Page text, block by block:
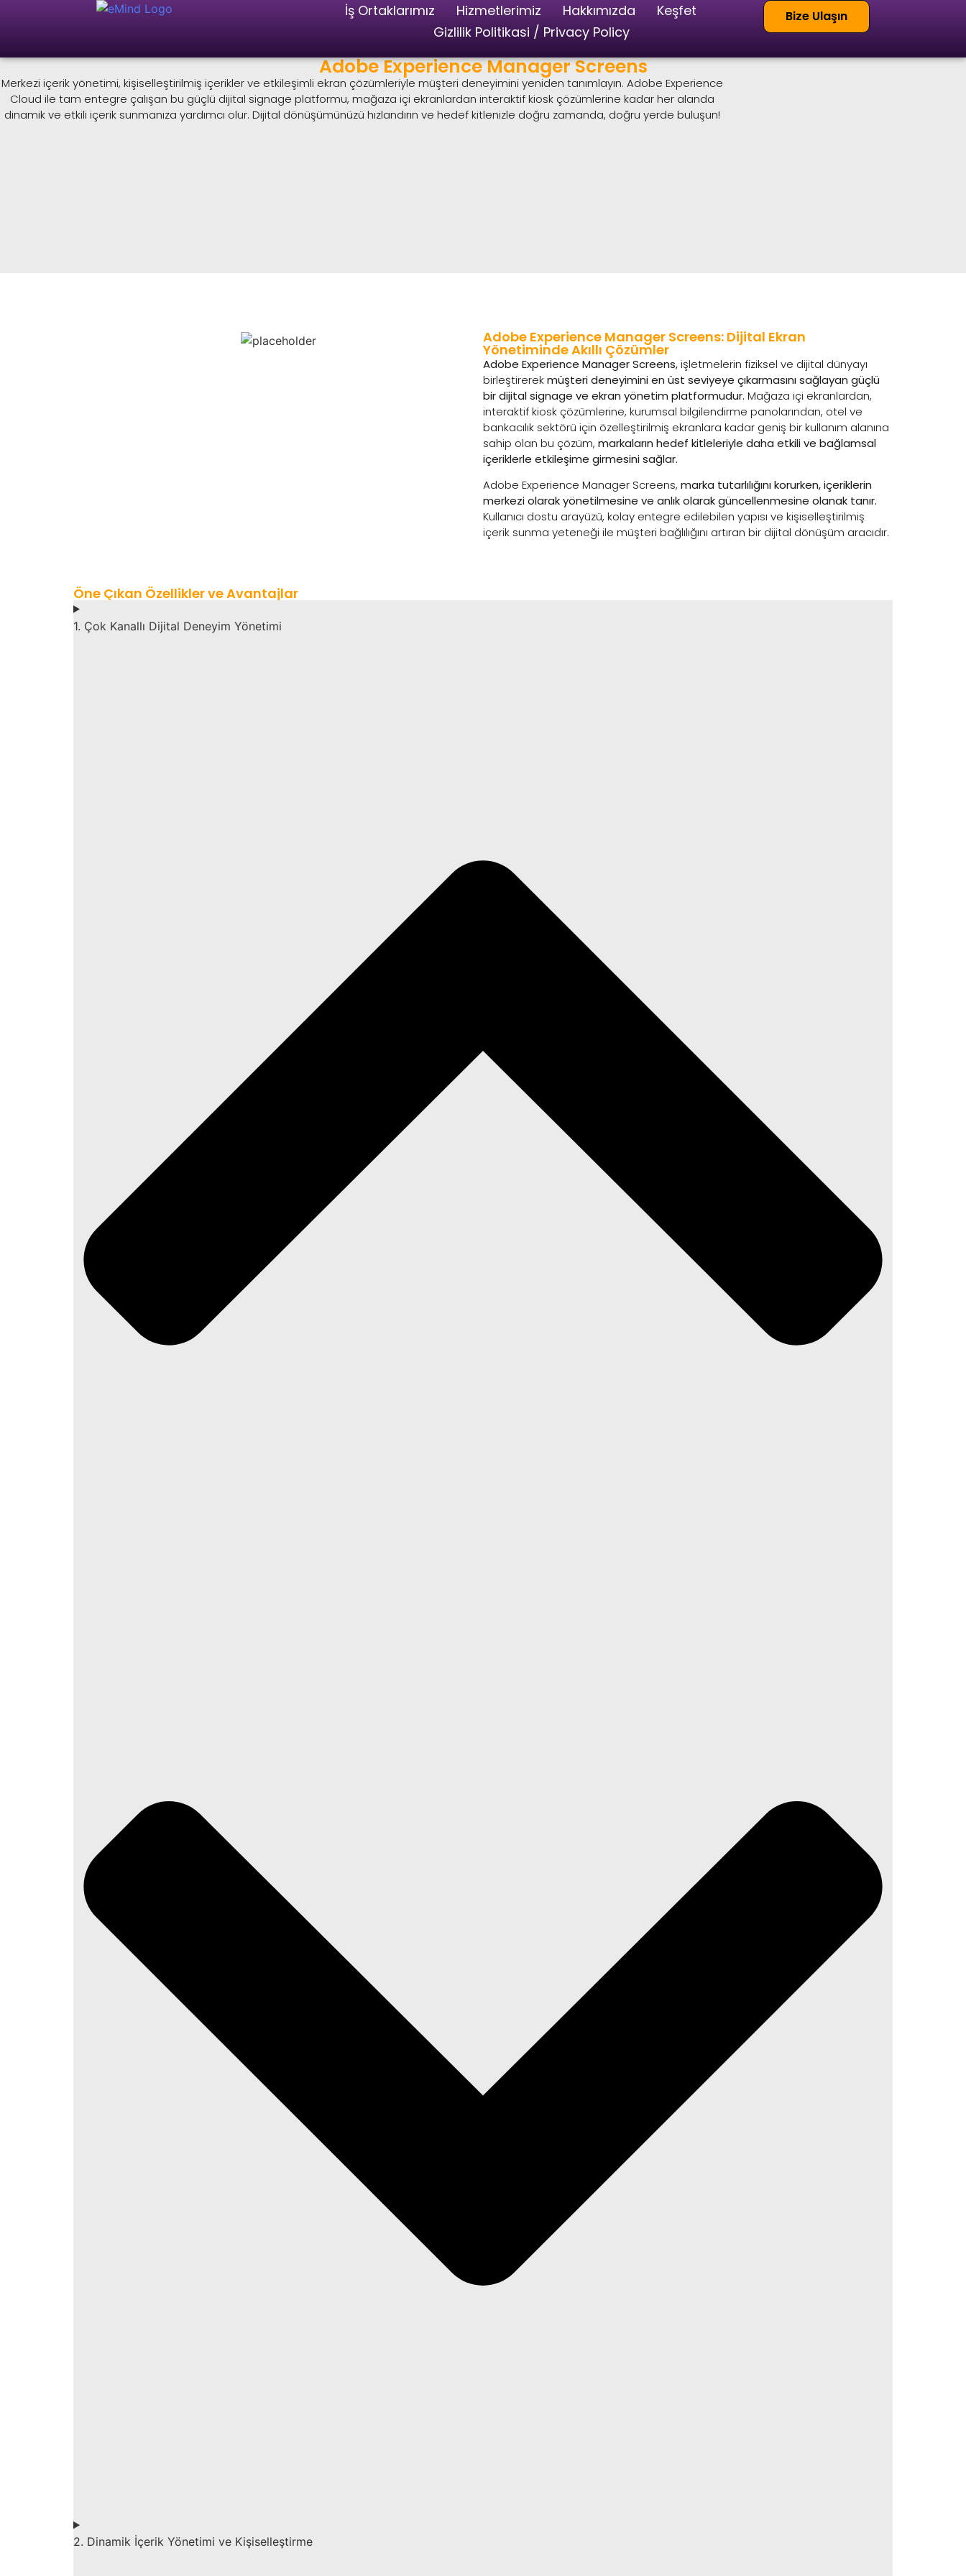
İş Ortaklarımız Hizmetlerimiz Hakkımızda
Keşfet
Gizlilik Politikasi / Privacy Policy
Bize Ulaşın
Adobe Experience Manager Screens
Merkezi içerik yönetimi, kişiselleştirilmiş içerikler ve etkileşimli ekran çözümleriyle müşteri deneyimini yeniden tanımlayın. Adobe Experience
Cloud ile tam entegre çalışan bu güçlü dijital signage platformu, mağaza içi ekranlardan interaktif kiosk çözümlerine kadar her alanda
dinamik ve etkili içerik sunmanıza yardımcı olur. Dijital dönüşümünüzü hızlandırın ve hedef kitlenizle doğru zamanda, doğru yerde buluşun!
Adobe Experience Manager Screens: Dijital Ekran
Yönetiminde Akıllı Çözümler
Adobe Experience Manager Screens,işletmelerin fiziksel ve dijital dünyayı
birleştirerekmüşteri deneyimini en üst seviyeye çıkarmasını sağlayan güçlü
bir dijital signage ve ekran yönetim platformudur. Mağaza içi ekranlardan,
interaktif kiosk çözümlerine, kurumsal bilgilendirme panolarından, otel ve
bankacılık sektörü için özelleştirilmiş ekranlara kadar geniş bir kullanım alanına
sahip olan bu çözüm, markaların hedef kitleleriyle daha etkili ve bağlamsal
içeriklerle etkileşime girmesini sağlar.
Adobe Experience Manager Screens, marka tutarlılığını korurken, içeriklerin
merkezi olarak yönetilmesine ve anlık olarak güncellenmesine olanak tanır.
Kullanıcı dostu arayüzü, kolay entegre edilebilen yapısı ve kişiselleştirilmiş
içerik sunma yeteneği ile müşteri bağlılığını artıran bir dijital dönüşüm aracıdır.
Öne Çıkan Özellikler ve Avantajlar
1. Çok Kanallı Dijital Deneyim Yönetimi
2. Dinamik İçerik Yönetimi ve Kişiselleştirme